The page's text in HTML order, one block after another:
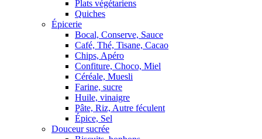
Plats végétariens
Quiches
Épicerie
Bocal, Conserve, Sauce
Café, Thé, Tisane, Cacao
Chips, Apéro
Confiture, Choco, Miel
Céréale, Muesli
Farine, sucre
Huile, vinaigre
Pâte, Riz, Autre féculent
Épice, Sel
Douceur sucrée